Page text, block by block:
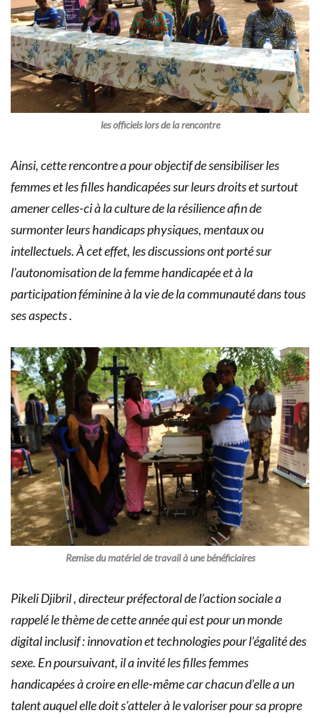
les officiels lors de la rencontre
Ainsi, cette rencontre a pour objectif de sensibiliser les
femmes et les filles handicapées sur leurs droits et surtout
amener celles-ci à la culture de la résilience afin de
surmonter leurs handicaps physiques, mentaux ou
intellectuels. À cet effet, les discussions ont porté sur
l’autonomisation de la femme handicapée et à la
participation féminine à la vie de la communauté dans tous
ses aspects .
Remise du matériel de travail à une bénéficiaires
Pikeli Djibril , directeur préfectoral de l’action sociale a
rappelé le thème de cette année qui est pour un monde
digital inclusif : innovation et technologies pour l’égalité des
sexe. En poursuivant, il a invité les filles femmes
handicapées à croire en elle-même car chacun d’elle a un
talent auquel elle doit s’atteler à le valoriser pour sa propre